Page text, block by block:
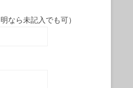
なら未記入でも可）